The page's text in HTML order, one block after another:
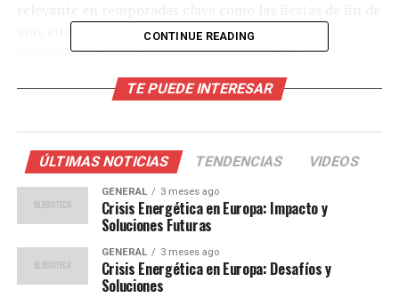
año, cuando la demanda y las expectativas de los
consumidores aumentan significativamente.
La importancia de WhatsApp en
el comercio peruano
En los últimos años, el comercio electrónico y la
digitalización han experimentado un auge en Perú.
Según un informe de la Cámara de Comercio de Lima, las
ventas online en el país crecieron un 50% en 2022.
WhatsApp se ha convertido en una herramienta esencial
para las ventas y el servicio al cliente, facilitando la
CONTINUE READING
TE PUEDE INTERESAR
ÚLTIMAS NOTICIAS TENDENCIAS VIDEOS
GENERAL 3 meses ago
Crisis Energética en Europa: Impacto y
Soluciones Futuras
GENERAL 3 meses ago
Crisis Energética en Europa: Desafíos y
Soluciones